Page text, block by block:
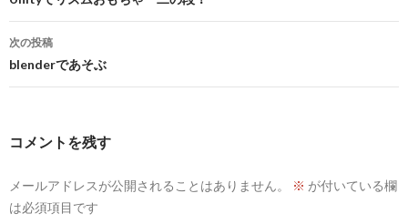
ナ
ビ
ゲ
ョ
次の投稿
blenderであそぶ
コメントを残す
メールアドレスが公開されることはありません。 ※ が付いている欄
は必須項目です